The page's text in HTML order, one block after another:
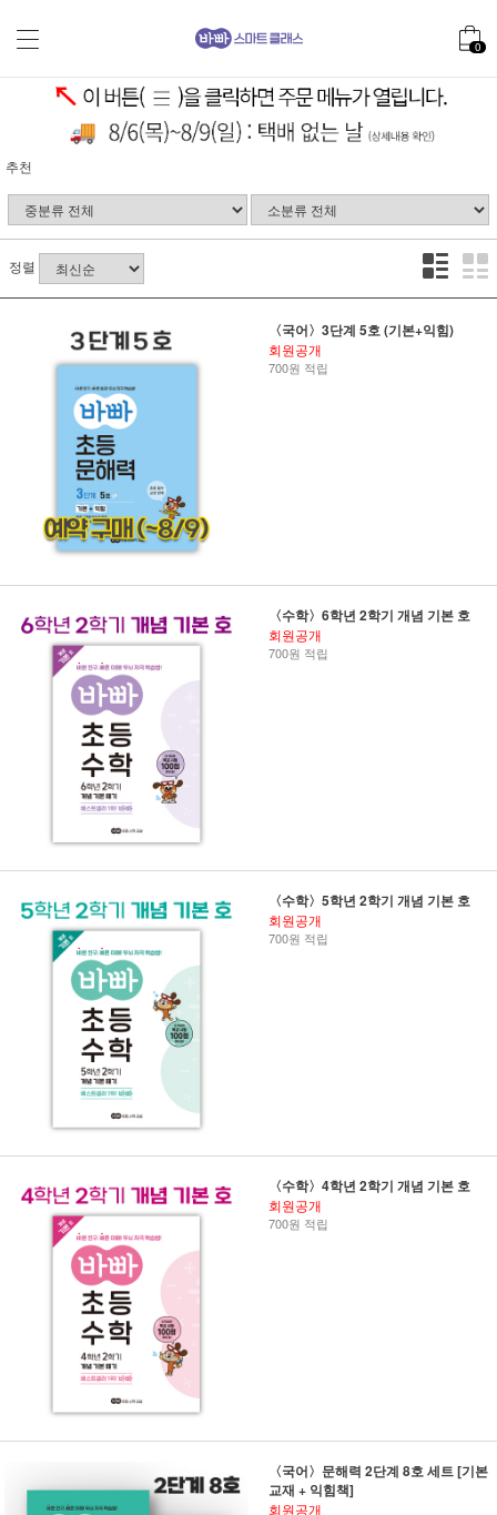
0
추천
정렬
〈국어〉3단계 5호 (기본+익힘)
회원공개
700원 적립
〈수학〉6학년 2학기 개념 기본 호
회원공개
700원 적립
〈수학〉5학년 2학기 개념 기본 호
회원공개
700원 적립
〈수학〉4학년 2학기 개념 기본 호
회원공개
700원 적립
〈국어〉문해력 2단계 8호 세트 [기본
교재 + 익힘책]
회원공개